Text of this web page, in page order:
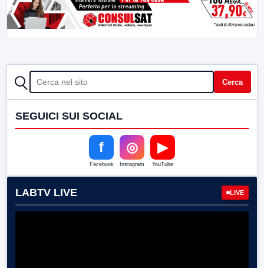
CERCA Cerca
SEGUICI SUI SOCIAL
f
Facebook
◎
Instagram
▶
YouTube
LABTV LIVE LIVE